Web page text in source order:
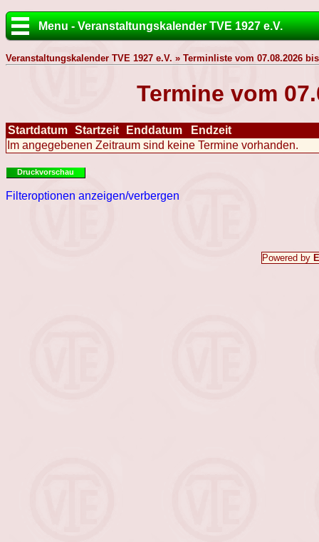
Menu - Veranstaltungskalender TVE 1927 e.V.
Veranstaltungskalender TVE 1927 e.V. » Terminliste vom 07.08.2026
Termine vom
Startdatum Startzeit Enddatum
Endzeit
Im angegebenen Zeitraum sind keine Termine vorhanden.
Druckvorschau
Filteroptionen anzeigen/verbergen
Powered by